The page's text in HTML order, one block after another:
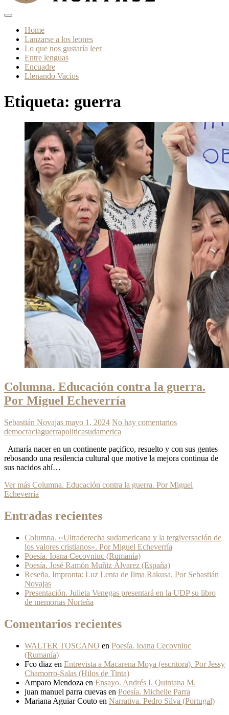
Home
Lanzarse a los leones
Lo que nos gustaría leer
Entre lenguas
Encuadre
Llenando Vacíos
Etiqueta: guerra
Columna. Educación contra la guerra.
Por Miguel Echeverría
Sebastián Novajas mayo 1, 2024 No hay comentarios
democraciaguerrapoliticasudamerica
Amaría nacer en un continente paçifico, resuelto y con sus gentes
rebosando una resilencia cultural que motive la mejora continua de
sus nacidos ahí…
Ver más Columna. Educación contra la guerra. Por Miguel
Echeverría
Entradas recientes
Columna. ‹‹Ultraderecha sudamericana y la tergiversación de
los valores cristianos». Por Miguel Echeverría
Poesía. Ioana Cecovniuc (Rumanía)
Poesía. José Ramón Muñiz Álvarez (España)
Reseña. Impronta: Luz Lenta de Ilma Rakusa. Por Sebastián
Novajas
Presentación. Julieta Venegas presentará en la UDP su libro
de memorias Norteña
Comentarios recientes
WALTER TOSCANO en Poesía. Ioana Cecovniuc
(Rumanía)
Fco diaz en Entrevista a Macarena Moya (escritora). Por Jessy
Chamorro-Salas (Hilos de Tinta)
Amparo Mendoza en Ensayo. Andrés I. Quintana M.
juan manuel parra cuevas en Poesía. Michelle Parra
Mariana Aguiar Couto en Narrativa. Pedro Silva (Portugal)